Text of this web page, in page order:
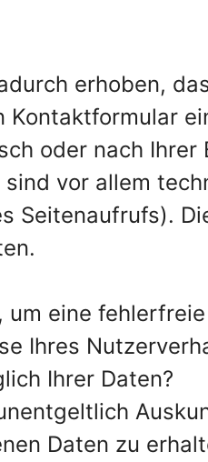
erhoben,
Kontaktformular
oder nach
vor allem
Seitenaufrufs).
um eine
Ihres
Ihrer Daten?
Daten zu